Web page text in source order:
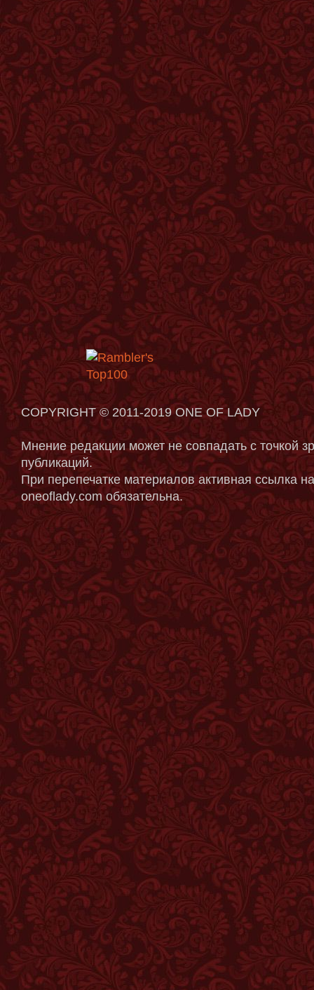
COPYRIGHT © 2011-2019 ONE OF LADY
Мнение редакции может не совпадать с точкой
публикаций.
При перепечатке материалов активная ссылка
oneoflady.com обязательна.